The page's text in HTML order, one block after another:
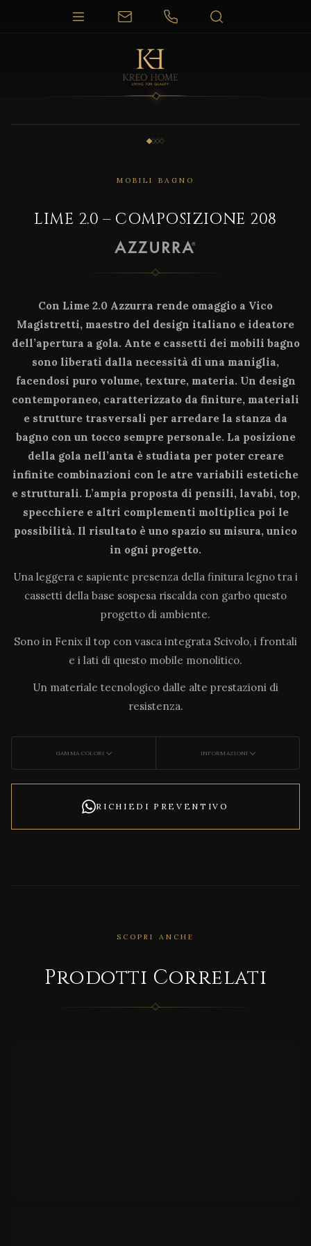
MOBILI BAGNO
LIME 2.0 – COMPOSIZIONE 208
Con Lime 2.0 Azzurra rende omaggio a Vico
Magistretti, maestro del design italiano e ideatore
dell’apertura a gola. Ante e cassetti dei mobili bagno
sono liberati dalla necessità di una maniglia,
facendosi puro volume, texture, materia. Un design
contemporaneo, caratterizzato da finiture, materiali
e strutture trasversali per arredare la stanza da
bagno con un tocco sempre personale. La posizione
della gola nell’anta è studiata per poter creare
infinite combinazioni con le atre variabili estetiche
e strutturali. L’ampia proposta di pensili, lavabi, top,
specchiere e altri complementi moltiplica poi le
possibilità. Il risultato è uno spazio su misura, unico
in ogni progetto.
Una leggera e sapiente presenza della finitura legno tra i
cassetti della base sospesa riscalda con garbo questo
progetto di ambiente.
Sono in Fenix il top con vasca integrata Scivolo, i frontali
e i lati di questo mobile monolitico.
Un materiale tecnologico dalle alte prestazioni di
resistenza.
GAMMA COLORI INFORMAZIONI
RICHIEDI PREVENTIVO
SCOPRI ANCHE
Prodotti Correlati
PANT